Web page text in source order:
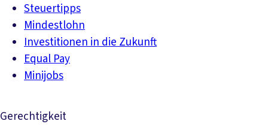
Steuertipps
Mindestlohn
Investitionen in die Zukunft
Equal Pay
Minijobs
Gerechtigkeit